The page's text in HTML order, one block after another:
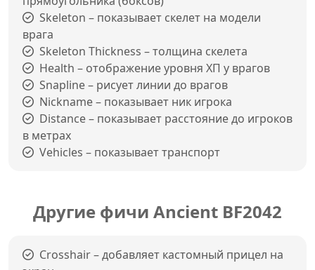
Skeleton – показывает скелет на модели
врага
Skeleton Thickness – толщина скелета
Health – отображение уровня ХП у врагов
Snapline – рисует линии до врагов
Nickname – показывает ник игрока
Distance – показывает расстояние до игроков
в метрах
Vehicles – показывает транспорт
Другие фичи Ancient BF2042
Crosshair – добавляет кастомный прицел на